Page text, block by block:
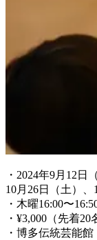
・2024年9月12日
10月26日（土）、
・木曜16:00〜
・¥3,000（先着20
・博多伝統芸能館